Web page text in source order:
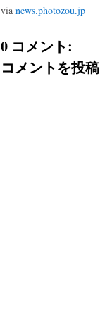
via news.photozou.jp
0 コメント:
コメントを投稿